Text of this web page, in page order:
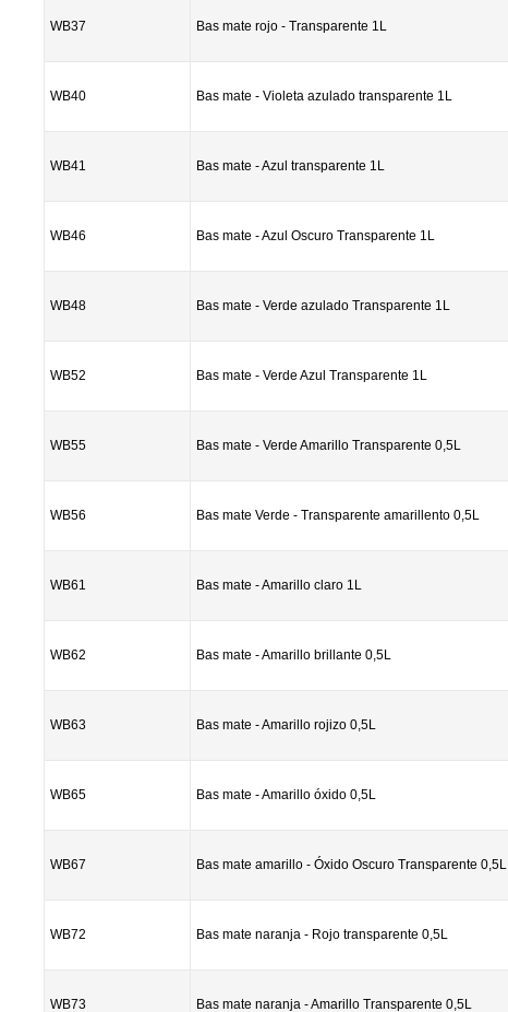
WB37 Bas mate rojo - Transparente 1L
WB40 Bas mate - Violeta azulado transparente 1L
WB41 Bas mate - Azul transparente 1L
WB46 Bas mate - Azul Oscuro Transparente 1L
WB48 Bas mate - Verde azulado Transparente 1L
WB52 Bas mate - Verde Azul Transparente 1L
WB55 Bas mate - Verde Amarillo Transparente 0,5L
WB56 Bas mate Verde - Transparente amarillento 0,5L
WB61 Bas mate - Amarillo claro 1L
WB62 Bas mate - Amarillo brillante 0,5L
WB63 Bas mate - Amarillo rojizo 0,5L
WB65 Bas mate - Amarillo óxido 0,5L
WB67 Bas mate amarillo - Óxido Oscuro Transparente 0,5L
WB72 Bas mate naranja - Rojo transparente 0,5L
WB73 Bas mate naranja - Amarillo Transparente 0,5L